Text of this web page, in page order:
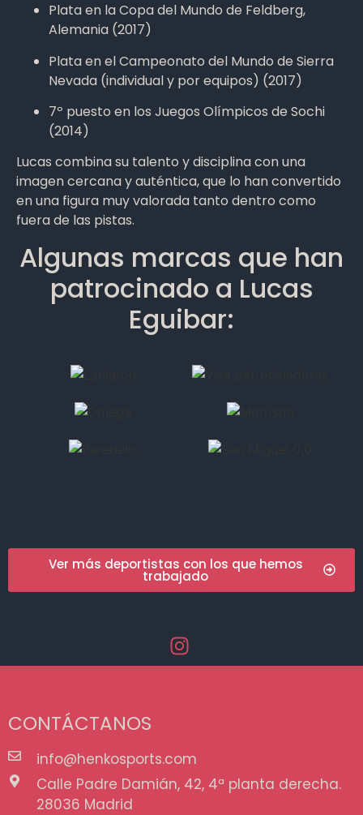
Plata en la Copa del Mundo de Feldberg,
Alemania (2017)
Plata en el Campeonato del Mundo de Sierra
Nevada (individual y por equipos) (2017)
7º puesto en los Juegos Olímpicos de Sochi
(2014)
Lucas combina su talento y disciplina con una
imagen cercana y auténtica, que lo han convertido
en una figura muy valorada tanto dentro como
fuera de las pistas.
Algunas marcas que han
patrocinado a Lucas
Eguibar:
Ver más deportistas con los que hemos
trabajado
CONTÁCTANOS
info@henkosports.com
Calle Padre Damián, 42, 4ª planta derecha.
28036 Madrid